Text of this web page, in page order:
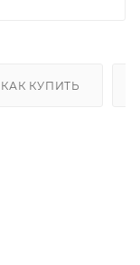
КАК КУПИТЬ